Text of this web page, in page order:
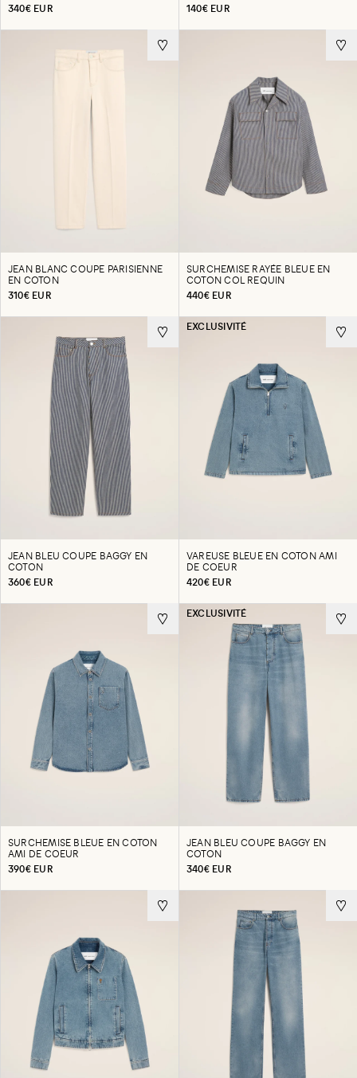
340€ EUR
140€ EUR
JEAN BLANC COUPE PARISIENNE
EN COTON
310€ EUR
SURCHEMISE RAYÉE BLEUE EN
COTON COL REQUIN
440€ EUR
JEAN BLEU COUPE BAGGY EN
COTON
360€ EUR
EXCLUSIVITÉ
VAREUSE BLEUE EN COTON AMI
DE COEUR
420€ EUR
SURCHEMISE BLEUE EN COTON
AMI DE COEUR
390€ EUR
EXCLUSIVITÉ
JEAN BLEU COUPE BAGGY EN
COTON
340€ EUR